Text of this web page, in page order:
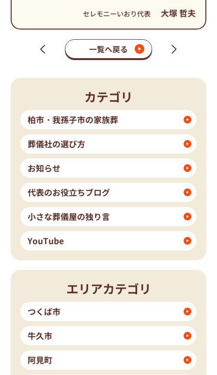
セレモニーいおり代表 大塚 哲夫
ー
一覧へ戻る
前
ー
カテゴリ
柏市・我孫子市の家族葬
葬儀社の選び方
お知らせ
代表のお役立ちブログ
小さな葬儀屋の独り言
YouTube
エリアカテゴリ
つくば市
牛久市
阿見町